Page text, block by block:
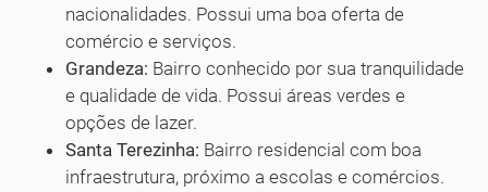
nacionalidades. Possui uma boa oferta de
comércio e serviços.
Grandeza: Bairro conhecido por sua tranquilidade
e qualidade de vida. Possui áreas verdes e
opções de lazer.
Santa Terezinha: Bairro residencial com boa
infraestrutura, próximo a escolas e comércios.